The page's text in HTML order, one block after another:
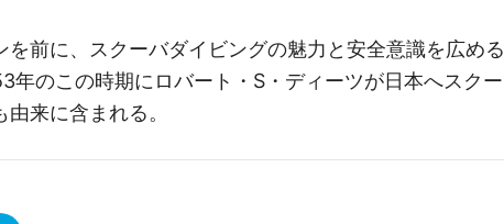
を前に、スクーバダイビングの魅力と安全意識を広める
年のこの時期にロバート・S・ディーツが日本へスクー
来に含まれる。